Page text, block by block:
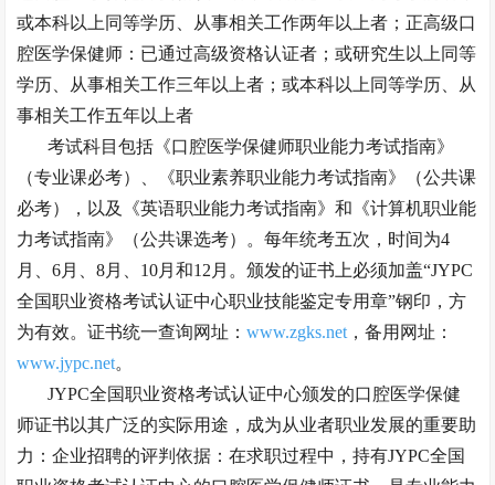
或本科以上同等学历、从事相关工作两年以上者 ； 正高级口
腔医学保健师：已通过高级资格认证者；或研究生以上同等
学历、从事相关工作三年以上者；或本科以上同等学历、从
事相关工作五年以上者
考试科目包括《口腔医学保健师职业能力考试指南》
（专业课必考）、《职业素养职业能力考试指南》（公共课
必考），以及《英语职业能力考试指南》和《计算机职业能
力考试指南》（公共课选考） 。每年统考五次，时间为4
月、6月、8月、10月和12月 。颁发的证书上必须加盖“JYPC
全国职业资格考试认证中心职业技能鉴定专用章”钢印，方
为有效。证书统一查询网址：www.zgks.net ，备用网址：
www.jypc.net。
JYPC全国职业资格考试认证中心颁发的口腔医学保健
师证书以其广泛的实际用途，成为从业者职业发展的重要助
力：企业招聘的评判依据：在求职过程中，持有JYPC全国